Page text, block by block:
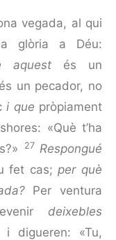
vegada, al qui
glòria a Déu:
aquest és un
un peca­dor, no
i que pròpiament
«Què t’ha
27 Respongué
fet cas;per què
Per ventura
deixebles
digueren: «Tu,